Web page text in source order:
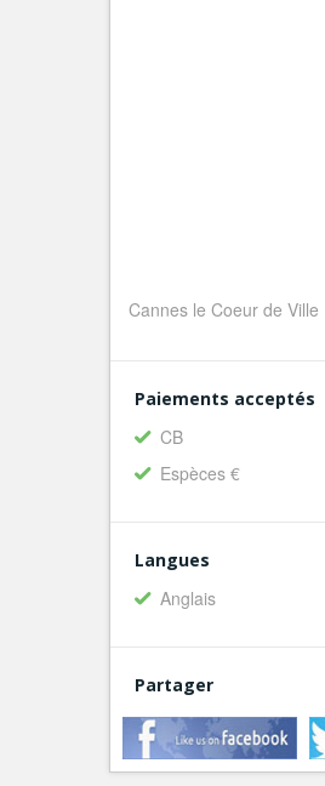
Cannes le Coeur de Ville
Paiements acceptés
CB
Espèces €
Langues
Anglais
Partager